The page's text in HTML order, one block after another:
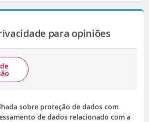
para opiniões
sobre proteção de dados com
de dados relacionado com a